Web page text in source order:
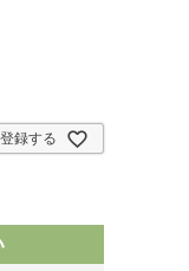
録する